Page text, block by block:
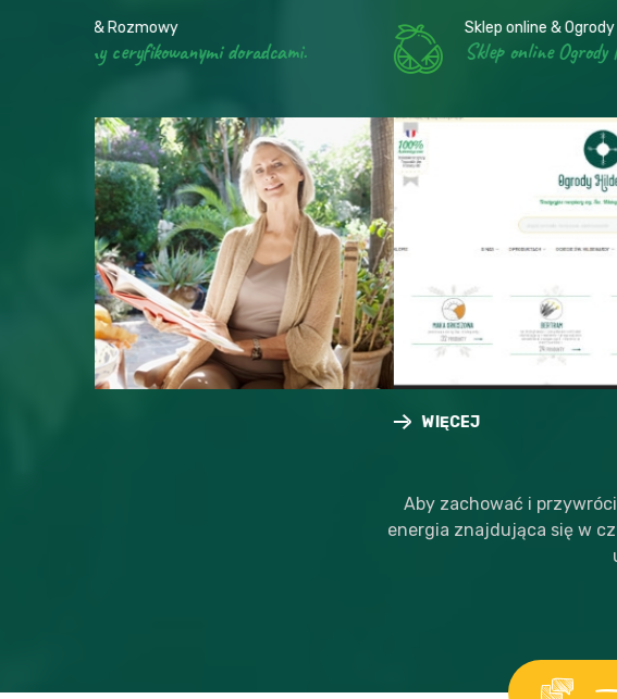
Sklep online & Ogrody Hildegardy
Sklep online Ogrody Hildegardy
Sklep online & Ogrody Hildegardy
Sklep online Ogrody Hildegardy
WIĘCEJ
Aby zachować i
energia znajdująca się w